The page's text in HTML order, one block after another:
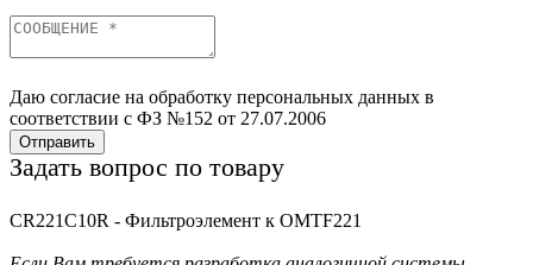
Даю согласие на обработку персональных данных в
соответствии с ФЗ №152 от 27.07.2006
Отправить
Задать вопрос по товару
CR221C10R - Фильтроэлемент к OMTF221